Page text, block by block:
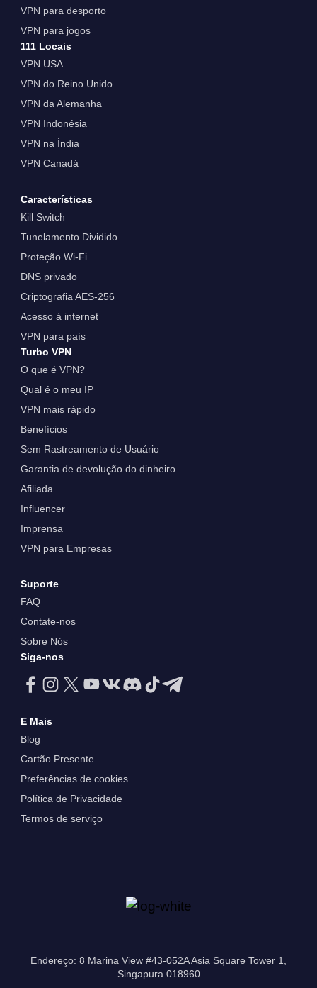
VPN para desporto
VPN para jogos
111 Locais
VPN USA
VPN do Reino Unido
VPN da Alemanha
VPN Indonésia
VPN na Índia
VPN Canadá
Características
Kill Switch
Tunelamento Dividido
Proteção Wi-Fi
DNS privado
Criptografia AES-256
Acesso à internet
VPN para país
Turbo VPN
O que é VPN?
Qual é o meu IP
VPN mais rápido
Benefícios
Sem Rastreamento de Usuário
Garantia de devolução do dinheiro
Afiliada
Influencer
Imprensa
VPN para Empresas
Suporte
FAQ
Contate-nos
Sobre Nós
Siga-nos
E Mais
Blog
Cartão Presente
Preferências de cookies
Política de Privacidade
Termos de serviço
Endereço: 8 Marina View #43-052A Asia Square Tower 1,
Singapura 018960